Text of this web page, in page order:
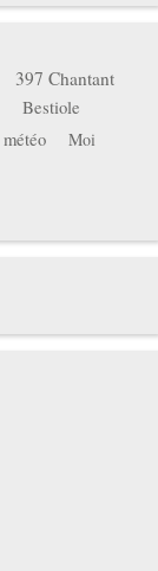
397 Chantant
Bestiole
météo Moi